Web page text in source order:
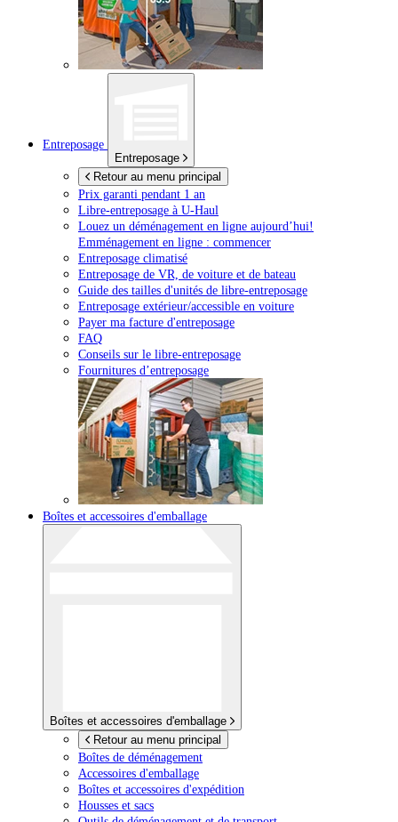
Entreposage
Entreposage
Retour au menu principal
Prix garanti pendant 1 an
Libre-entreposage à U-Haul
Louez un déménagement en ligne aujourd’hui!
Emménagement en ligne : commencer
Entreposage climatisé
Entreposage de VR, de voiture et de bateau
Guide des tailles d'unités de libre-entreposage
Entreposage extérieur/accessible en voiture
Payer ma facture d'entreposage
FAQ
Conseils sur le libre-entreposage
Fournitures d’entreposage
Boîtes et accessoires d'emballage
Boîtes et accessoires d'emballage
Retour au menu principal
Boîtes de déménagement
Accessoires d'emballage
Boîtes et accessoires d'expédition
Housses et sacs